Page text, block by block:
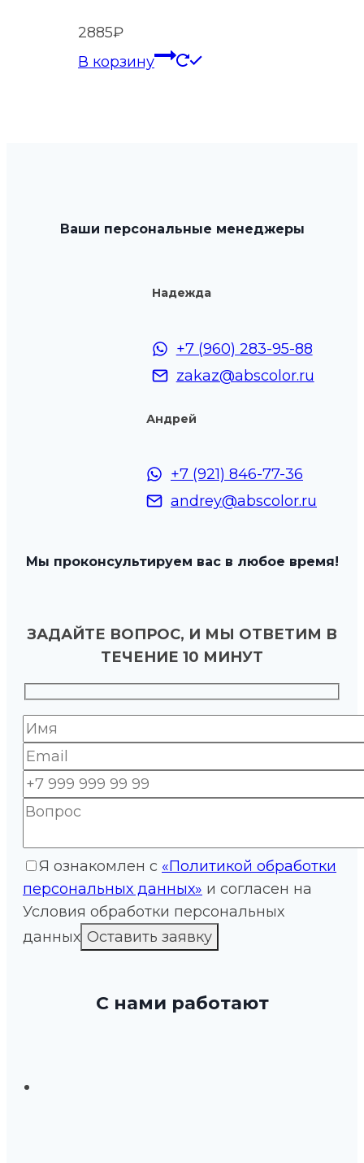
2885₽
В корзину
Ваши персональные менеджеры
Надежда
+7 (960) 283-95-88
zakaz@abscolor.ru
Андрей
+7 (921) 846-77-36
andrey@abscolor.ru
Мы проконсультируем вас в любое время!
ЗАДАЙТЕ ВОПРОС, И МЫ ОТВЕТИМ В
ТЕЧЕНИЕ 10 МИНУТ
Я ознакомлен с «Политикой обработки
персональных данных» и согласен на
Условия обработки персональных
данных
С нами работают